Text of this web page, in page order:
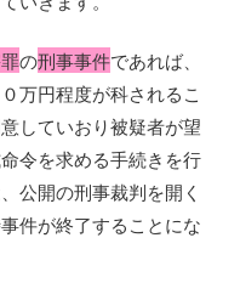
の刑事事件であれば、
万円程度が科されるこ
していおり被疑者が望
令を求める手続きを行
公開の刑事裁判を開く
件が終了することにな